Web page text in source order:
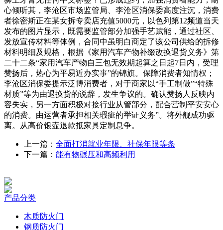
上一篇： 全面打消就业年限、社保年限等条
下一篇： 能有物碾压和高频利用
产品分类
木质防火门
钢质防火门